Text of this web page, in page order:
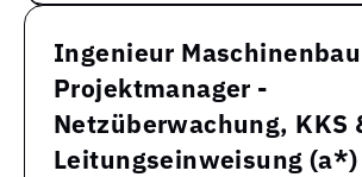
Ingenieur
Projektmanager -
Netzüberwachung, KKS
Leitungseinweisung (a*)